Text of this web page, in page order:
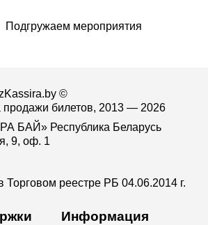
Подгружаем мероприятия
©
продажи билетов, 2013 — 2026
БАЙ» Республика Беларусь
9, оф. 1
Торговом реестре РБ 04.06.2014 г.
Информация